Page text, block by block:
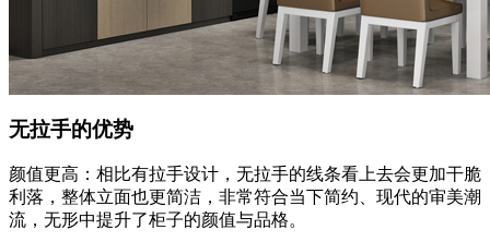
无拉手的优势
颜值更高：相比有拉手设计，无拉手的线条看上去会更加干脆
利落，整体立面也更简洁，非常符合当下简约、现代的审美潮
流，无形中提升了柜子的颜值与品格。